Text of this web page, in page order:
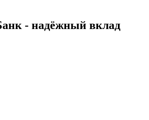
- надёжный вклад